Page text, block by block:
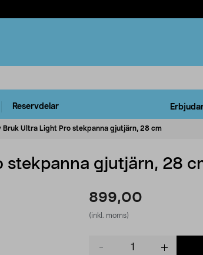
Reservdelar
Bruk Ultra Light Pro stekpanna gjutjärn, 28 cm
stekpanna gjutjärn, 28
899,00
(inkl. moms)